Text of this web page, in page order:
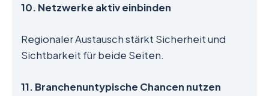
10. Netzwerke aktiv einbinden
Regionaler Austausch stärkt Sicherheit und
Sichtbarkeit für beide Seiten.
11. Branchenuntypische Chancen nutzen